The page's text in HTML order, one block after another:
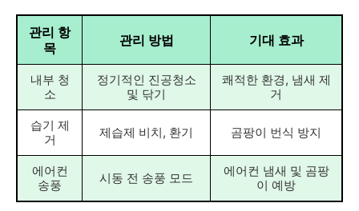
관리 항
목
관리 방법 기대 효과
내부 청
소
정기적인 진공청소
및 닦기
쾌적한 환경, 냄새 제
거
습기 제
거
제습제 비치, 환기 곰팡이 번식 방지
에어컨
송풍
시동 전 송풍 모드
에어컨 냄새 및 곰팡
이 예방